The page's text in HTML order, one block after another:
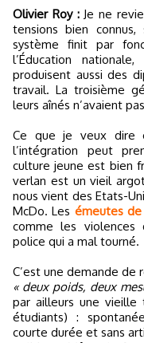
Olivier Roy :Je ne
tensions bien
système finit par
l’Éducation
produisent aussi des
travail. La troisième
leurs aînés n’avaient
Ce que je veux dire
l’intégration peut
culture jeune est bien
verlan est un vieil
nous vient des Etats-
McDo. Les émeutes
comme les
police qui a mal tourné.
C’est une demande de
« deux poids, deux
par ailleurs une vieille
étudiants) :
courte durée et sans